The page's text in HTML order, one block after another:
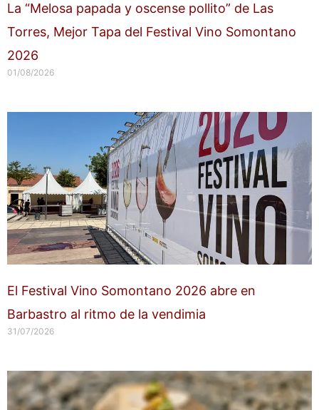
La “Melosa papada y oscense pollito” de Las
Torres, Mejor Tapa del Festival Vino Somontano
2026
01/08/2026
El Festival Vino Somontano 2026 abre en
Barbastro al ritmo de la vendimia
31/07/2026